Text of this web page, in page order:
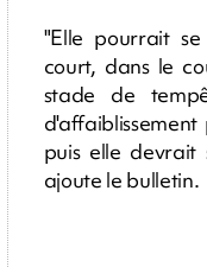
"Elle pourrait
court, dans le
stade de
puis elle devrait
ajoute le bulletin.